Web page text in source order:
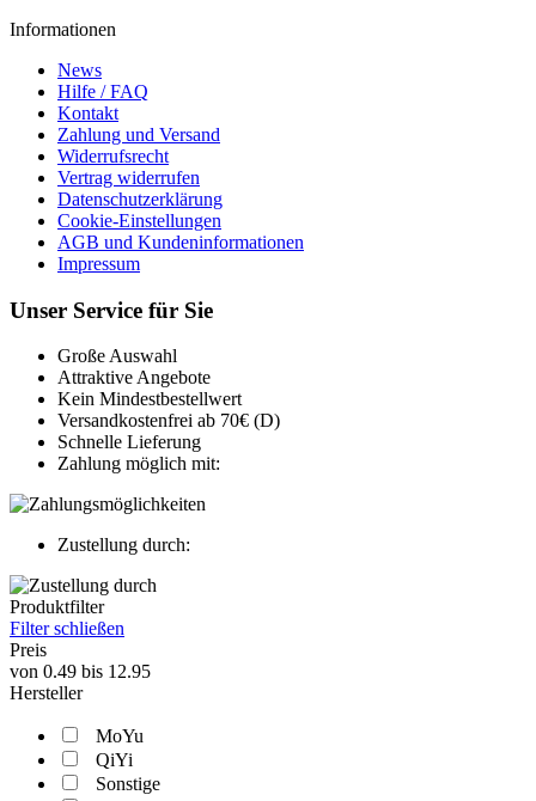
Informationen
News
Hilfe / FAQ
Kontakt
Zahlung und Versand
Widerrufsrecht
Vertrag widerrufen
Datenschutzerklärung
Cookie-Einstellungen
AGB und Kundeninformationen
Impressum
Unser Service für Sie
Große Auswahl
Attraktive Angebote
Kein Mindestbestellwert
Versandkostenfrei ab 70€ (D)
Schnelle Lieferung
Zahlung möglich mit:
Zustellung durch:
Produktfilter
Filter schließen
Preis
von 0.49 bis 12.95
Hersteller
MoYu
QiYi
Sonstige